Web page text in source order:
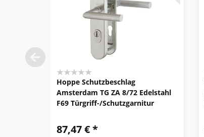
Hoppe Schutzbeschlag
Amsterdam TG ZA 8/72 Edelstahl
F69 Türgriff-/Schutzgarnitur
87,47 € *